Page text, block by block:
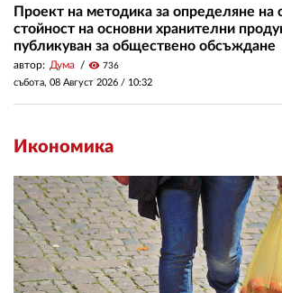
Проект на методика за определяне на
стойност на основни хранителни
публикуван за обществено обсъждане
автор: Дума visibility 736
събота, 08 Август 2026 / 10:32
Икономика